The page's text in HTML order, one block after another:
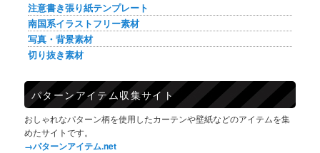
注意書き張り紙テンプレート
南国系イラストフリー素材
写真・背景素材
切り抜き素材
パターンアイテム収集サイト
おしゃれなパターン柄を使用したカーテンや壁紙などのアイテムを集
めたサイトです。
→パターンアイテム.net